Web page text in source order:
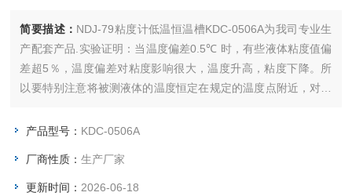
简要描述： NDJ-79粘度计低温恒温槽KDC-0506A为我司专业生
产配套产品.实验证明：当温度偏差0.5℃ 时，有些液体粘度值偏
差超5％，温度偏差对粘度影响很大，温度升高，粘度下降。所
以要特别注意将被测液体的温度恒定在规定的温度点附近，对测
产品型号： KDC-0506A
厂商性质：生产厂家
更新时间： 2026-06-18